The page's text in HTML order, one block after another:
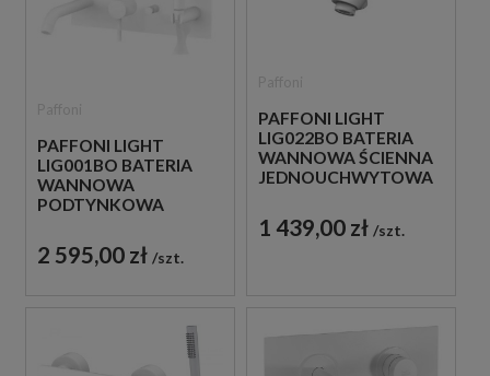
PAFFONI LIGHT
LIG001BO BATERIA
WANNOWA
PODTYNKOWA
BIAŁA
2 595,00 zł szt.
PAFFONI LIGHT
LIG022BO BATERIA
WANNOWA ŚCIENNA
JEDNOUCHWYTOWA
1 439,00 zł szt.